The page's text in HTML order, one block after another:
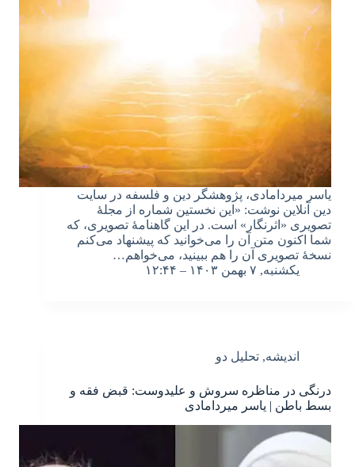
یاسر میردامادی، پژوهشگر دین و فلسفه در سایت
دین آنلاین نوشت: «این نخستین شماره از مجلهٔ
تصویری «اثرنگار» است. در این گاهنامهٔ تصویری، که
شما اکنون متن آن را می‌خوانید که پیشنهاد می‌کنم
نسخهٔ تصویری آن را هم ببینید، می‌خواهم…
یکشنبه, ۷ بهمن ۱۴۰۳ – ۱۲:۴۴
اندیشه, تحلیل دو
درنگی در مناظره سروش و علیدوست: قبض فقه و
بسط باطن | یاسر میردامادی